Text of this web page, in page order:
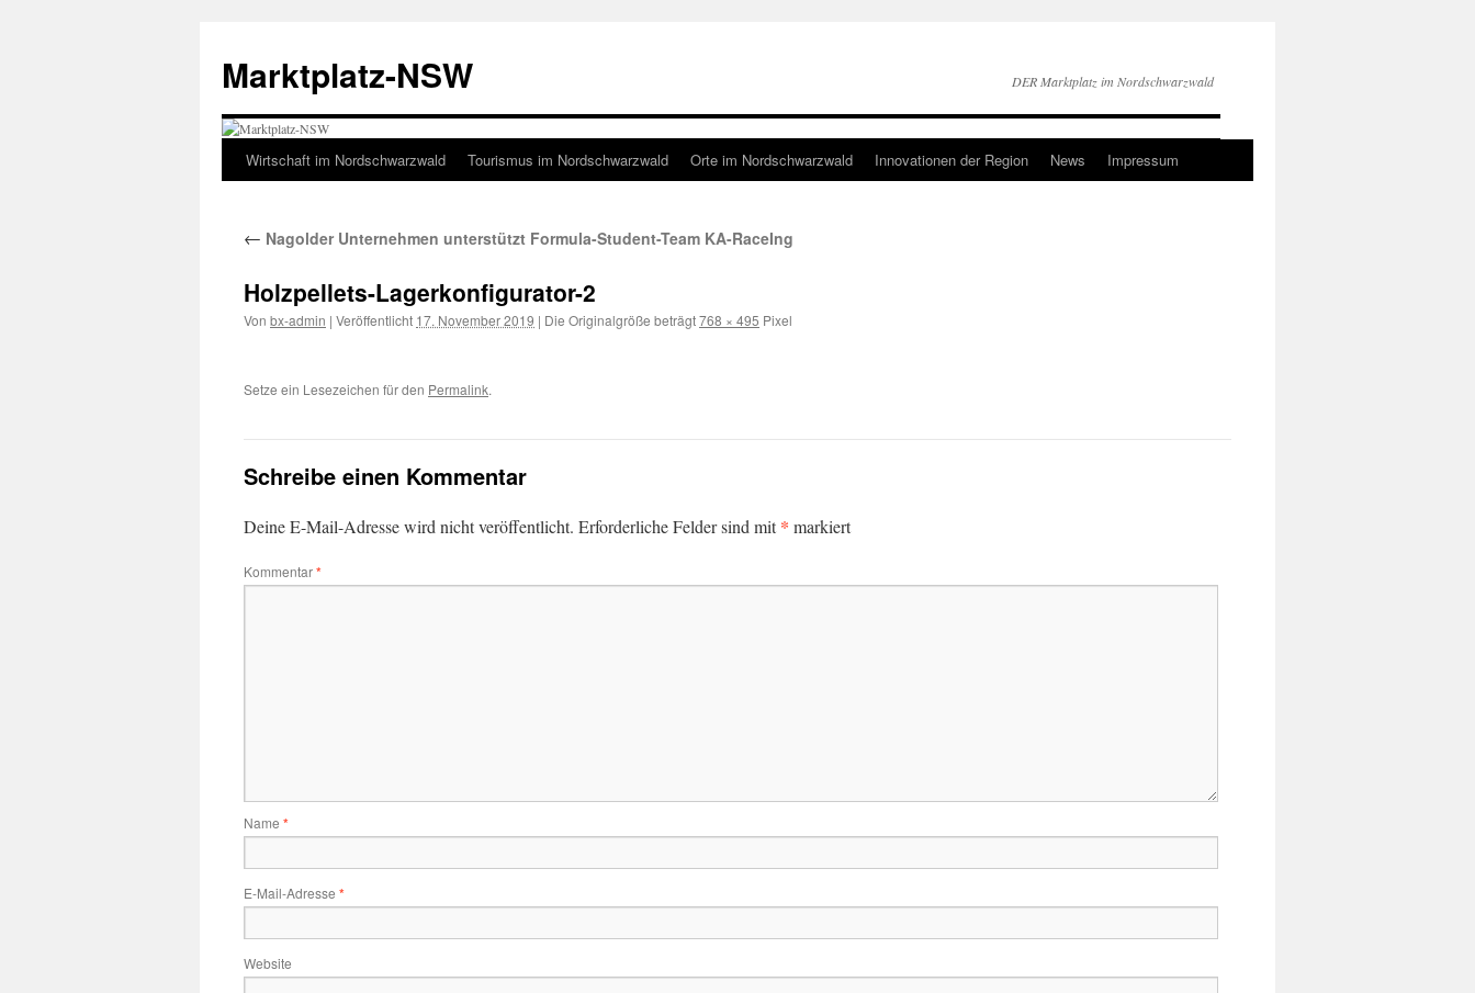
springen
Marktplatz-NSW DER Marktplatz im Nordschwarzwald
Wirtschaft im Nordschwarzwald Tourismus im Nordschwarzwald Orte im Nordschwarzwald Innovationen der Region News Impressum
← Nagolder Unternehmen unterstützt Formula-Student-Team KA-RaceIng
Holzpellets-Lagerkonfigurator-2
Von bx-admin | Veröffentlicht 17. November 2019 | Die Originalgröße beträgt768 × 495 Pixel
Setze ein Lesezeichen für den Permalink.
Schreibe einen Kommentar
Deine E-Mail-Adresse wird nicht veröffentlicht. Erforderliche Felder sind mit* markiert
Kommentar*
Name *
E-Mail-Adresse *
Website